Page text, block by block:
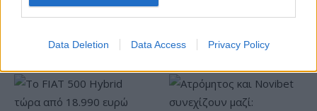
Data Deletion Data Access Privacy Policy
Η Chery επενδύει 75 εκατ. δολάρια στην KG Mobility